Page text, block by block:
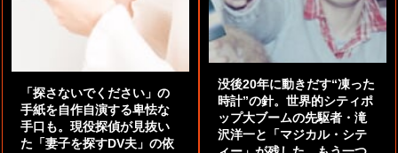
「探さないでください」の
手紙を自作自演する卑怯な
手口も。現役探偵が見抜い
た「妻子を探すDV夫」の依
没後20年に動きだす“凍った
時計”の針。世界的シティポ
ップ大ブームの先駆者・滝
沢洋一と「マジカル・シテ